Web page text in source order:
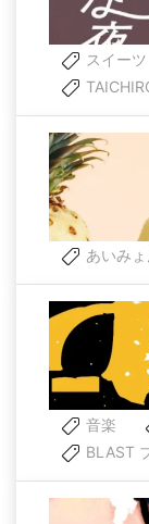
スイーツ
あいみ
音楽
BLAST